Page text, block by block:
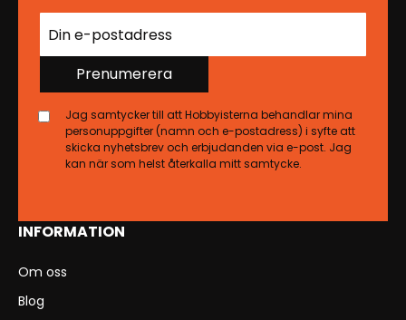
INFORMATION
Om oss
Blog
Prenumerera
Jag samtycker till att Hobbyisterna behandlar mina
personuppgifter (namn och e-postadress) i syfte att
skicka nyhetsbrev och erbjudanden via e-post. Jag
kan när som helst återkalla mitt samtycke.